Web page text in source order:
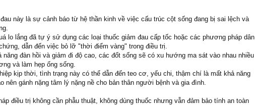
này là sự cảnh báo từ hệ thần kinh về việc cấu trúc cột sống đang bị sai lệch và
lo lắng đã tự ý sử dụng các loại thuốc giảm đau cấp tốc hoặc các phương pháp dân
dẫn đến việc bỏ lỡ "thời điểm vàng" trong điều trị.
năng đàn hồi và giảm đi độ cao, các đốt sống sẽ có xu hướng ma sát vào nhau nhiều
và làm hẹp ống sống.
kịp thời, tình trạng này có thể dẫn đến teo cơ, yếu chi, thậm chí là mất khả năng
nên gánh nặng tâm lý nặng nề cho bản thân người bệnh và gia đình.
điều trị không cần phẫu thuật, không dùng thuốc nhưng vẫn đảm bảo tính an toàn